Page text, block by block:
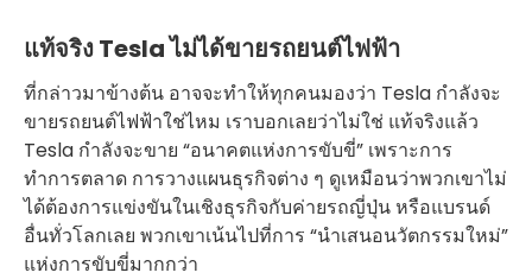
แท้จริง Tesla ไม่ได้ขายรถยนต์ไฟฟ้า
ที่กล่าวมาข้างต้น อาจจะทำให้ทุกคนมองว่า Tesla กำลังจะ
ขายรถยนต์ไฟฟ้าใช่ไหม เราบอกเลยว่าไม่ใช่ แท้จริงแล้ว
Tesla กำลังจะขาย “อนาคตแห่งการขับขี่” เพราะการ
ทำการตลาด การวางแผนธุรกิจต่าง ๆ ดูเหมือนว่าพวกเขาไม่
ได้ต้องการแข่งขันในเชิงธุรกิจกับค่ายรถญี่ปุ่น หรือแบรนด์
อื่นทั่วโลกเลย พวกเขาเน้นไปที่การ “นำเสนอนวัตกรรมใหม่”
แห่งการขับขี่มากกว่า